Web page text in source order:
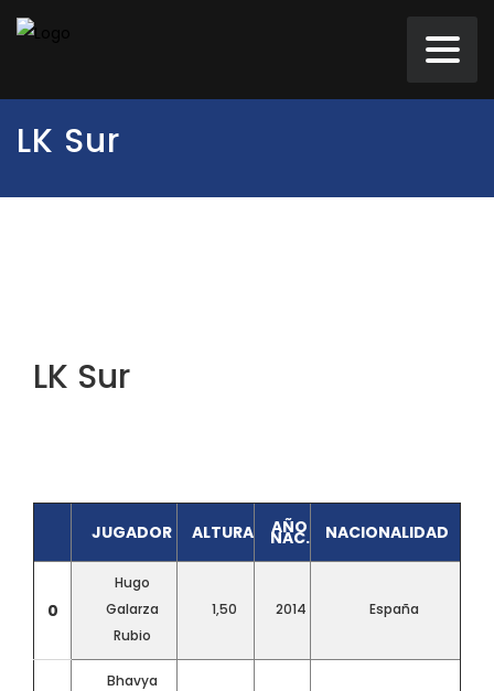
LK Sur
LK Sur
JUGADOR ALTURA AÑO
NAC. NACIONALIDAD
0
Hugo
Galarza
Rubio
1,50 2014 España
Bhavya